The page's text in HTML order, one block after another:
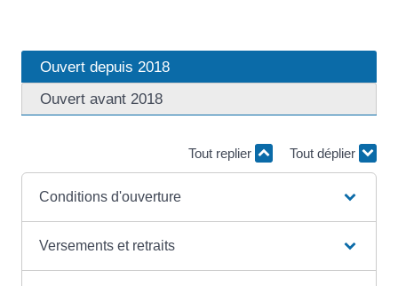
Ouvert depuis 2018
Ouvert avant 2018
Tout replier Tout déplier
Conditions d'ouverture
Versements et retraits